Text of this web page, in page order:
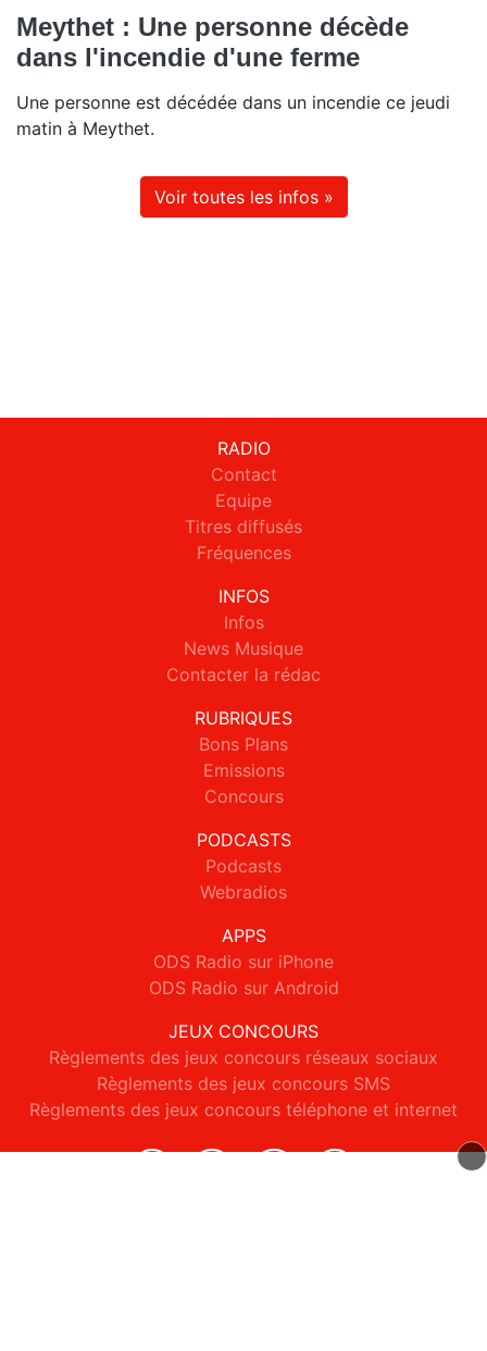
Meythet : Une personne décède
dans l'incendie d'une ferme
Une personne est décédée dans un incendie ce jeudi
matin à Meythet.
Voir toutes les infos »
RADIO
Contact
Equipe
Titres diffusés
Fréquences
INFOS
Infos
News Musique
Contacter la rédac
RUBRIQUES
Bons Plans
Emissions
Concours
PODCASTS
Podcasts
Webradios
APPS
ODS Radio sur iPhone
ODS Radio sur Android
JEUX CONCOURS
Règlements des jeux concours réseaux sociaux
Règlements des jeux concours SMS
Règlements des jeux concours téléphone et internet